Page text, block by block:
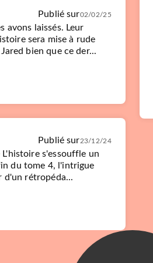
Publié sur02/02/25
avons laissés. Leur
sera mise à rude
bien que ce der...
Publié sur23/12/24
s'essouffle un
du tome 4, l'intrigue
d'un rétropéda...